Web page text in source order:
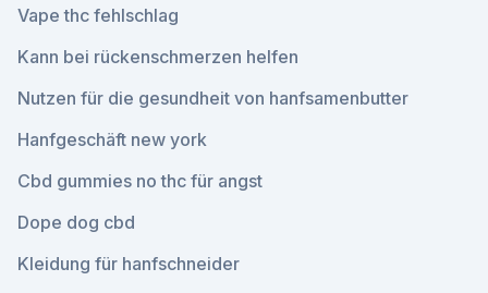
Vape thc fehlschlag
Kann bei rückenschmerzen helfen
Nutzen für die gesundheit von hanfsamenbutter
Hanfgeschäft new york
Cbd gummies no thc für angst
Dope dog cbd
Kleidung für hanfschneider